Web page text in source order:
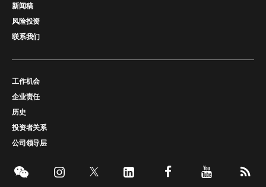
新闻稿
风险投资
联系我们
工作机会
企业责任
历史
投资者关系
公司领导层